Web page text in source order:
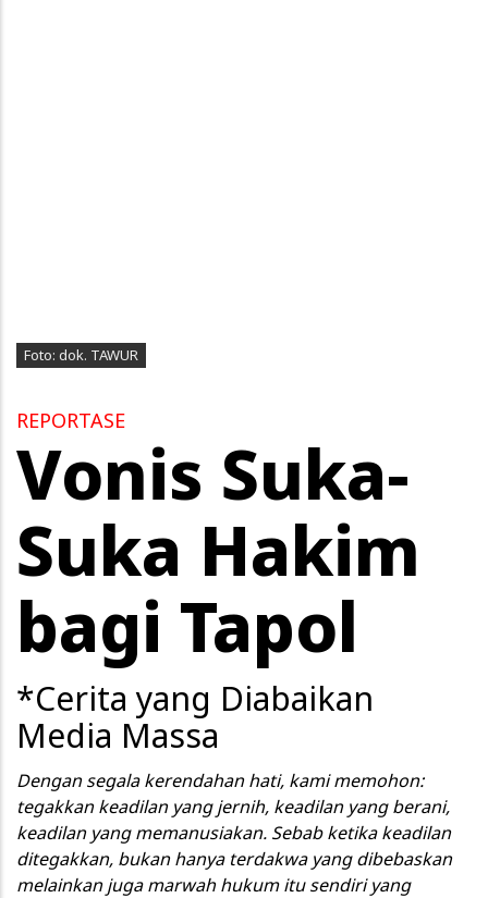
Foto: dok. TAWUR
REPORTASE
Vonis Suka-
Suka Hakim
bagi Tapol
*Cerita yang Diabaikan
Media Massa
Dengan segala kerendahan hati, kami memohon:
tegakkan keadilan yang jernih, keadilan yang berani,
keadilan yang memanusiakan. Sebab ketika keadilan
ditegakkan, bukan hanya terdakwa yang dibebaskan
melainkan juga marwah hukum itu sendiri yang